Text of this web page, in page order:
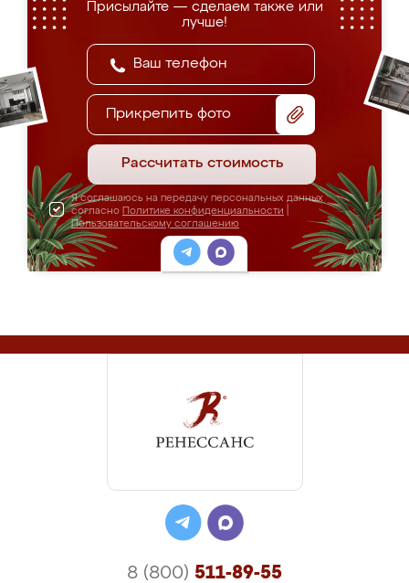
Присылайте — сделаем также или
лучше!
Прикрепить фото
Рассчитать стоимость
Я соглашаюсь на передачу персональных данных
согласно Политике конфиденциальности
Пользовательскому соглашению
8 (800) 511-89-55